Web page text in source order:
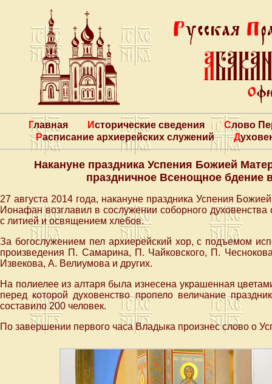
Главная Исторические сведения
Слово
Расписание архиерейских служений
Накануне праздника Успения Божией
праздничное Всенощное бдение
27 августа 2014 года, накануне праздника Успения
Ионафан возглавил в сослужении соборного
с литией и освящением хлебов.
За богослужением пел архиерейский хор, с подъемом
произведения П. Самарина, П. Чайковского, П.
Извекова, А. Велиумова и других.
На полиелее из алтаря была изнесена украшенная
перед которой духовенство пропело величание
составило 200 человек.
По завершении первого часа Владыка произнес слово о